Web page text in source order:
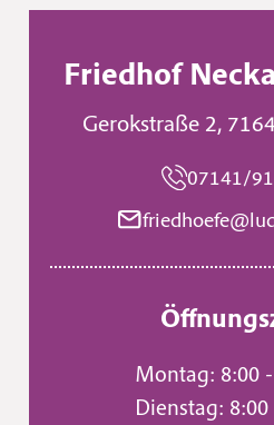
Friedhof
Gerokstraße 2,
07141/
Montag: 8:00
Dienstag: